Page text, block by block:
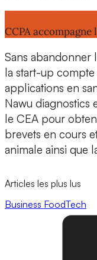
CCPA accompagne
Sans abandonner
la start-up
applications en
Nawu diagnostics
le CEA pour
brevets en cours
animale ainsi que
Articles les plus lus
Business FoodTech